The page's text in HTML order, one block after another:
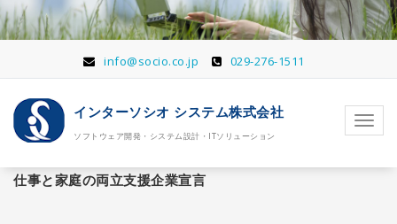
コ
ン
テ
ツ
info@socio.co.jp 029-276-1511
インターソシオ システム株式会社
ソフトウェア開発・システム設計・ITソリューション
ナ
ビ
仕事と家庭の両立支援企業宣言